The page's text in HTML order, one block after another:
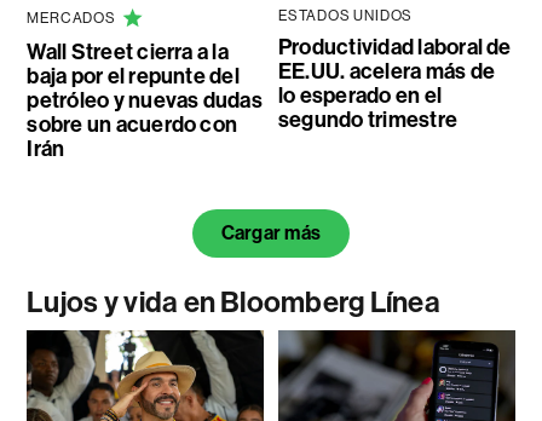
MERCADOS
Wall Street cierra a la
baja por el repunte del
petróleo y nuevas dudas
sobre un acuerdo con
Irán
ESTADOS UNIDOS
Productividad laboral de
EE.UU. acelera más de
lo esperado en el
segundo trimestre
Cargar más
Lujos y vida en Bloomberg Línea